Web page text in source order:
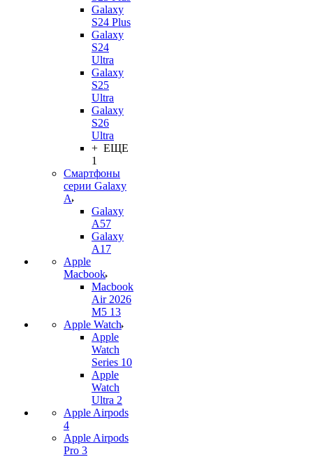
Galaxy
S24 Plus
Galaxy
S24
Ultra
Galaxy
S25
Ultra
Galaxy
S26
Ultra
+ ЕЩЕ
1
Смартфоны
серии Galaxy
A
Galaxy
A57
Galaxy
A17
Apple
Macbook
Macbook
Air 2026
M5 13
Apple Watch
Apple
Watch
Series 10
Apple
Watch
Ultra 2
Apple Airpods
4
Apple Airpods
Pro 3